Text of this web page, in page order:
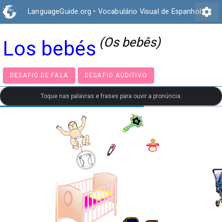
LanguageGuide.org • Vocabulário Visual de Espanhol settings
Los bebés (Os bebês)
DESAFIO DE FALA DESAFIO AUDITIVO
Toque nas palavras e frases para ouvir a pronúncia.